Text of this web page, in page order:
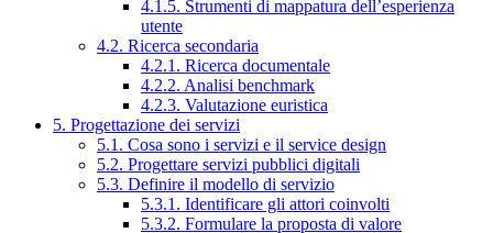
4.1.5. Strumenti di mappatura dell’esperienza
utente
4.2. Ricerca secondaria
4.2.1. Ricerca documentale
4.2.2. Analisi benchmark
4.2.3. Valutazione euristica
5. Progettazione dei servizi
5.1. Cosa sono i servizi e il service design
5.2. Progettare servizi pubblici digitali
5.3. Definire il modello di servizio
5.3.1. Identificare gli attori coinvolti
5.3.2. Formulare la proposta di valore